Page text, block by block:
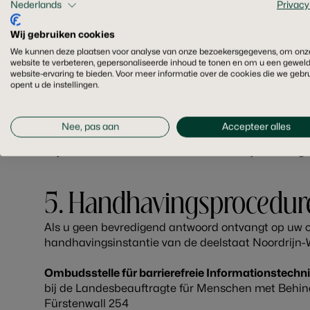
Directeuren: Johannes Grossfeld en Manuela
Schloßstraße 6
D-48455 Bad Bentheim
E-mail:info@grossfeld.de
Wij streven ernaar uw verzoek binnen vijf
5.
Als u geen bevredigend antwoord ontvangt op
handhavingsinstantie van de deelstaat Noordrijn-
Ombudsstelle für barrierefreie
bij de Landesbeauftragte für Menschen met
Fürstenwall 254
Nederlands
Wij gebruiken cookies
We kunnen deze plaatsen voor analyse van onze bezoekersgegevens, om
website te verbeteren, gepersonaliseerde inhoud te tonen en om u een
website-ervaring te bieden. Voor meer informatie over de cookies die we
opent u de instellingen.
Nee, pas aan Accepteer alles